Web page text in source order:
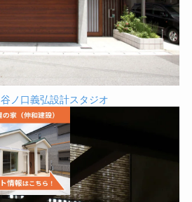
谷ノ口義弘設計スタジオ